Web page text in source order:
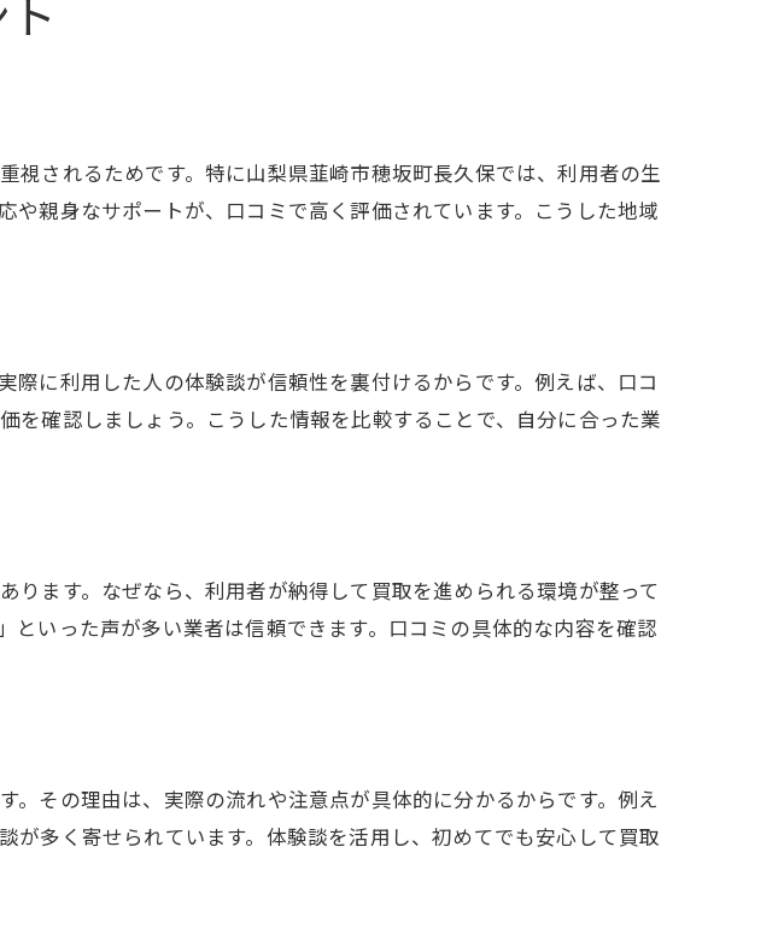
談が役立つ理由
売却の秘訣
択の決め手に
口コミの重要性
で解消する方法
業者選びのコツ
活用で解決できる
を成功させるコツ
者を選ぶポイント
の下調べの重要性
されるためです。特に山梨県韮崎市穂坂町長久保では、利用者の生
親身なサポートが、口コミで高く評価されています。こうした地域
に利用した人の体験談が信頼性を裏付けるからです。例えば、口コ
確認しましょう。こうした情報を比較することで、自分に合った業
ます。なぜなら、利用者が納得して買取を進められる環境が整って
いった声が多い業者は信頼できます。口コミの具体的な内容を確認
その理由は、実際の流れや注意点が具体的に分かるからです。例え
多く寄せられています。体験談を活用し、初めてでも安心して買取